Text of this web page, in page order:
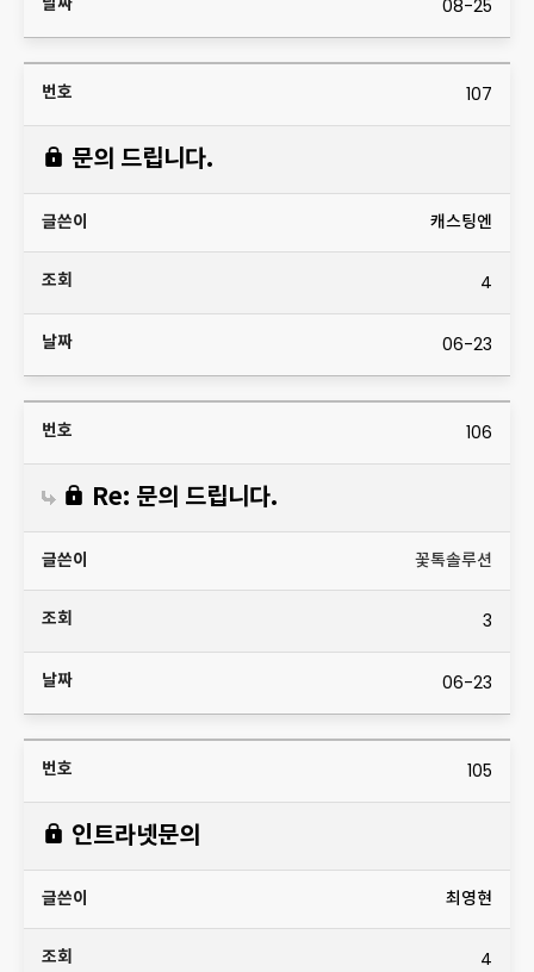
08-25
107
문의 드립니다.
캐스팅엔
4
06-23
106
Re: 문의 드립니다.
꽃톡솔루션
3
06-23
105
인트라넷문의
최영현
4